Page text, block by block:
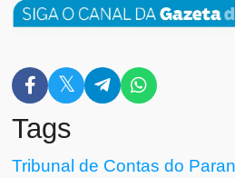
Tags
Tribunal de Contas do